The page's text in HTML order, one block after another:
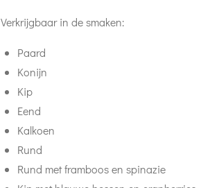
Verkrijgbaar in de smaken:
Paard
Konijn
Kip
Eend
Kalkoen
Rund
Rund met framboos en spinazie